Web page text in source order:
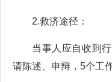
2.救济途径：
当事人应自收到
请陈述、申辩，5个工